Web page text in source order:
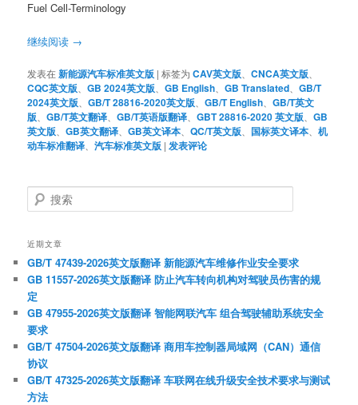
Fuel Cell-Terminology
继续阅读 →
发表在新能源汽车标准英文版 |标签为 CAV英文版 、CNCA英文版
CQC英文版 、GB 2024英文版 、GB English 、GB Translated 、GB/T
2024英文版 、GB/T 28816-2020英文版 、GB/T English 、GB/T英文
版 、GB/T英文翻译 、GB/T英语版翻译 、GBT 28816-2020 英文版 、GB
英文版 、GB英文翻译 、GB英文译本 、QC/T英文版 国标英文译本 、机
动车标准翻译 、汽车标准英文版 | 发表评论
搜
索
近期文章
GB/T 47439-2026英文版翻译 新能源汽车维修作业安全要求
GB 11557-2026英文版翻译 防止汽车转向机构对驾驶员伤害的规
定
GB 47955-2026英文版翻译 智能网联汽车 组合驾驶辅助系统安全
要求
GB/T 47504-2026英文版翻译 商用车控制器局域网（CAN）通信
协议
GB/T 47325-2026英文版翻译 车联网在线升级安全技术要求与测试
方法